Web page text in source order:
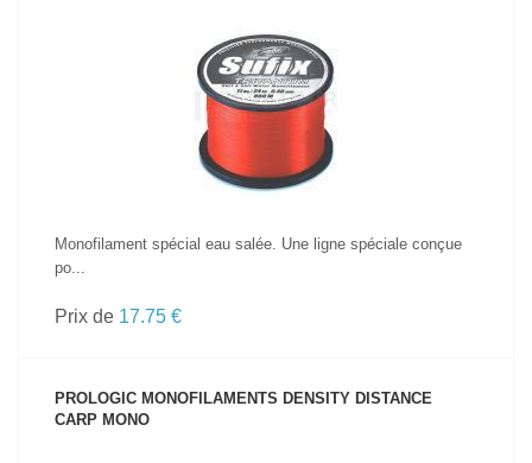
VOIR LE PRODUIT
Monofilament spécial eau salée. Une ligne spéciale conçue
po...
Prix de 17.75 €
PROLOGIC MONOFILAMENTS DENSITY DISTANCE
CARP MONO